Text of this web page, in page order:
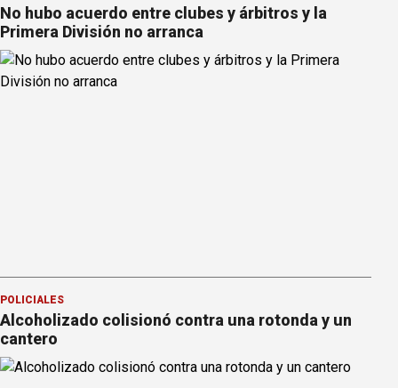
No hubo acuerdo entre clubes y árbitros y la
Primera División no arranca
POLICIALES
Alcoholizado colisionó contra una rotonda y un
cantero